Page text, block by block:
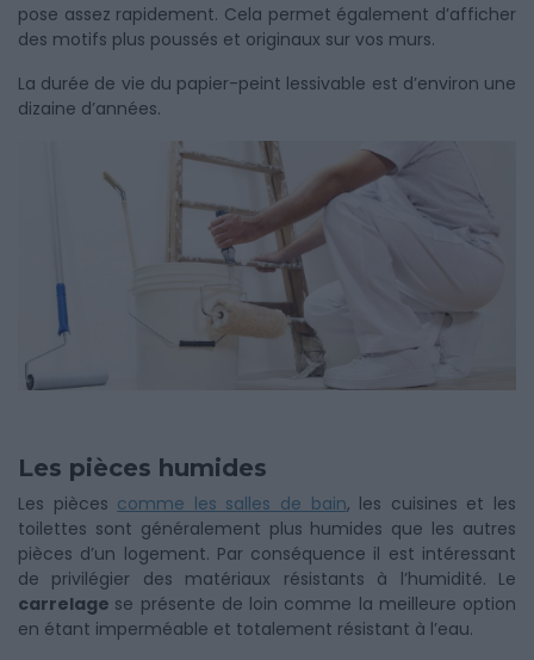
pose assez rapidement. Cela permet également d’afficher
des motifs plus poussés et originaux sur vos murs.
La durée de vie du papier-peint lessivable est d’environ une
dizaine d’années.
Les pièces humides
Les pièces comme les salles de bain, les cuisines et les
toilettes sont généralement plus humides que les autres
pièces d’un logement. Par conséquence il est intéressant
de privilégier des matériaux résistants à l’humidité. Le
carrelage se présente de loin comme la meilleure option
en étant imperméable et totalement résistant à l’eau.